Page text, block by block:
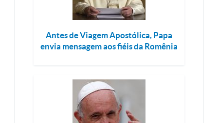
Antes de Viagem Apostólica, Papa
envia mensagem aos fiéis da Romênia